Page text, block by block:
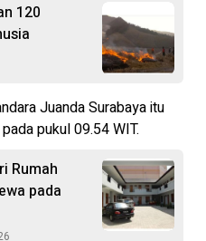
120
Juanda Surabaya itu
pukul 09.54 WIT.
Rumah
pada